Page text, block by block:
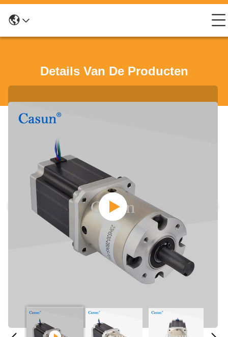
Details Van De Producten